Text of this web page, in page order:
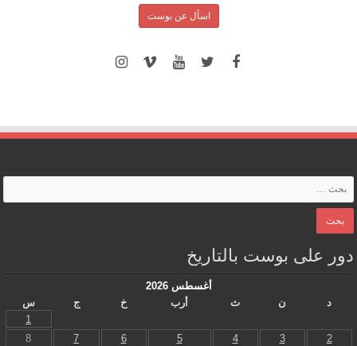
اسأل عن بوست
دور على بوست بالتاريخ
أغسطس 2026
د
ن ث أرب خ ج
س
1
2
3
4
5
6
7
8